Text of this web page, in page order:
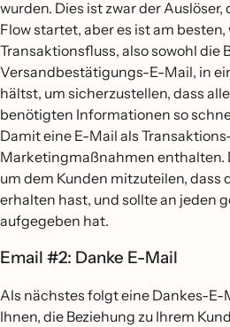
wurden. Dies ist zwar der
Flow startet, aber es ist am
Transaktionsfluss, also sowohl die
Versandbestätigungs-E-Mail, in
hältst, um sicherzustellen, dass
benötigten Informationen so
Damit eine E-Mail als
Marketingmaßnahmen enthalten.
um dem Kunden mitzuteilen, dass
erhalten hast, und sollte an jeden
aufgegeben hat.
Email #2: Danke E-Mail
Als nächstes folgt eine Dankes-
Ihnen, die Beziehung zu Ihrem